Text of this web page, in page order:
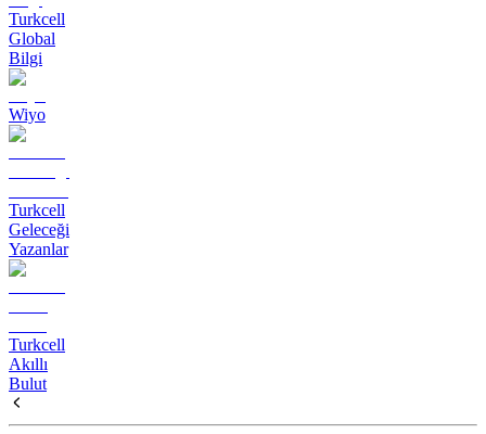
Turkcell
Global
Bilgi
Wiyo
Turkcell
Geleceği
Yazanlar
Turkcell
Akıllı
Bulut